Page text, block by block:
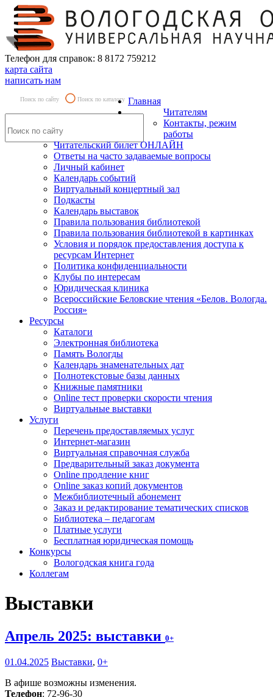
Телефон для справок: 8 8172 759212
карта сайта
написать нам
Поиск по сайту Поиск по каталогу Главная
Читателям
Контакты, режим
работы
Читательский билет ОНЛАЙН
Ответы на часто задаваемые вопросы
Личный кабинет
Календарь событий
Виртуальный концертный зал
Подкасты
Календарь выставок
Правила пользования библиотекой
Правила пользования библиотекой в картинках
Условия и порядок предоставления доступа к
ресурсам Интернет
Политика конфиденциальности
Клубы по интересам
Юридическая клиника
Всероссийские Беловские чтения «Белов. Вологда.
Россия»
Ресурсы
Каталоги
Электронная библиотека
Память Вологды
Календарь знаменательных дат
Полнотекстовые базы данных
Книжные памятники
Online тест проверки скорости чтения
Виртуальные выставки
Услуги
Перечень предоставляемых услуг
Интернет-магазин
Виртуальная справочная служба
Предварительный заказ документа
Online продление книг
Online заказ копий документов
Межбиблиотечный абонемент
Заказ и редактирование тематических списков
Библиотека – педагогам
Платные услуги
Бесплатная юридическая помощь
Конкурсы
Вологодская книга года
Коллегам
Выставки
Апрель 2025: выставки 0+
01.04.2025 Выставки, 0+
В афише возможны изменения.
Телефон: 72-96-30